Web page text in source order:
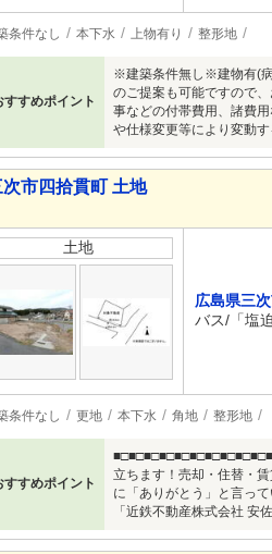
条件なし 本下水 上物有り 整形地
すすめポイント
※建築条件無し※建物有(
のご提案も可能ですので
事などの付帯費用、諸費
や仕様変更等により変動す
市四拾貫町 土地
土地
広島県三
バス/「塩
条件なし 更地 本下水 角地 整形地
すすめポイント
立ちます！売却・住替・
に「ありがとう」と言っ
「近鉄不動産株式会社